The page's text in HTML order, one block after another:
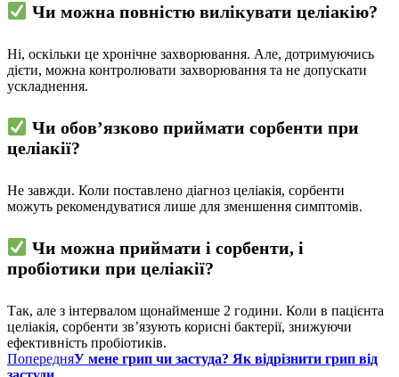
Чи можна повністю вилікувати целіакію?
Ні, оскільки це хронічне захворювання. Але, дотримуючись
дієти, можна контролювати захворювання та не допускати
ускладнення.
Чи обов’язково приймати сорбенти при
целіакії?
Не завжди. Коли поставлено діагноз целіакія, сорбенти
можуть рекомендуватися лише для зменшення симптомів.
Чи можна приймати і сорбенти, і
пробіотики при целіакії?
Так, але з інтервалом щонайменше 2 години. Коли в пацієнта
целіакія, сорбенти зв’язують корисні бактерії, знижуючи
ефективність пробіотиків.
ПопередняУ мене грип чи застуда? Як відрізнити грип від